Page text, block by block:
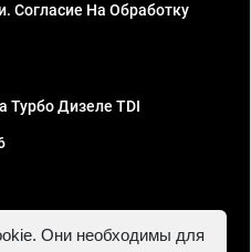
Согласие На Обработку
Турбо Дизеле TDI
ИНН 781302555843,
Они необходимы для